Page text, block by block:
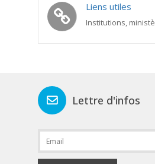
Liens utiles
Institutions,
Lettre d'infos